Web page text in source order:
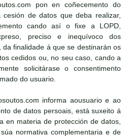
pon en coñecemento do
de datos que deba realizar,
cando así o fixe a LOPD,
preciso e inequívoco dos
finalidade á que se destinarán os
cedidos ou, no seu caso, cando a
solicitárase o consentimento
do usuario.
informa aousuario e ao
de datos persoais, está suxeito á
en materia de protección de datos,
normativa complementaria e de